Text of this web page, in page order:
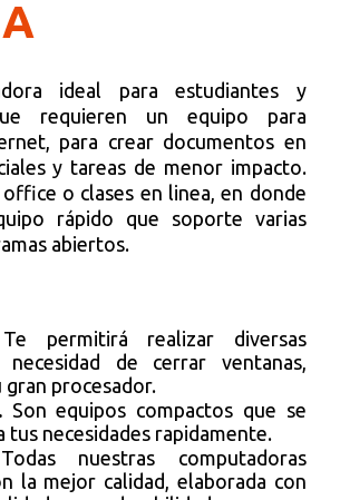
ideal para estudiantes y
requieren un equipo para
para crear documentos en
y tareas de menor impacto.
o clases en linea, en donde
rápido que soporte varias
abiertos.
permitirá realizar diversas
de cerrar ventanas,
gran procesador.
Son equipos compactos que se
tus necesidades rapidamente.
nuestras computadoras
la mejor calidad, elaborada con